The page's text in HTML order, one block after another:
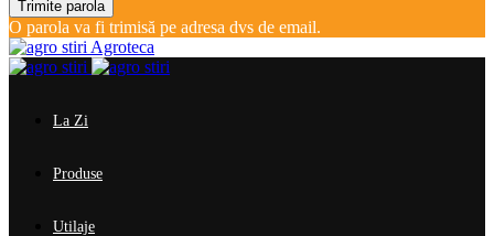
O parola va fi trimisă pe adresa dvs de email.
Agroteca
La Zi
Produse
Utilaje